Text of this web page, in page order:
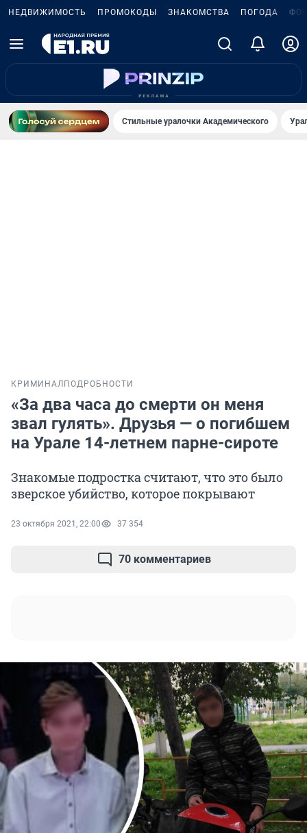
НЕДВИЖИМОСТЬ ПРОМОКОДЫ ЗНАКОМСТВА ПОГОДА
Стильные уралочки Академического
КРИМИНАЛ ПОДРОБНОСТИ
«За два часа до смерти он меня
звал гулять». Друзья — о погибшем
на Урале 14-летнем парне-сироте
Знакомые подростка считают, что это было
зверское убийство, которое покрывают
23 октября 2021, 22:00 37 354
70 комментариев